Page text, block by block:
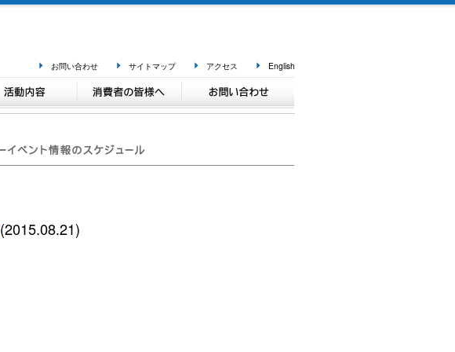
お問い合わせ サイトマップ アクセス English
(2015.08.21)